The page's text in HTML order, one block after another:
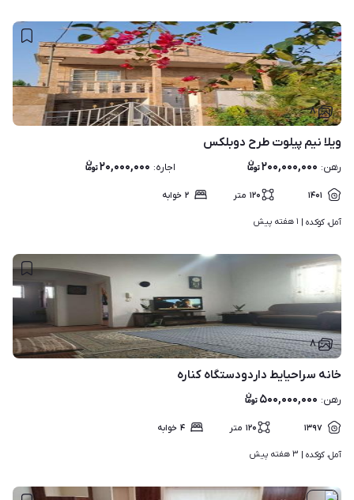
۸
ویلا نیم پیلوت طرح دوبلکس
رهن: ۲۰۰,۰۰۰,۰۰۰ اجاره: ۲۰,۰۰۰,۰۰۰
۱۴۰۱ ۱۲۰ متر ۲ خوابه
آمل، کوکده | ۱ هفته پیش
۸
خانه سراحیایط داردودستگاه کناره
رهن: ۵۰۰,۰۰۰,۰۰۰
۱۳۹۷ ۱۲۰ متر ۴ خوابه
آمل، کوکده | ۳ هفته پیش